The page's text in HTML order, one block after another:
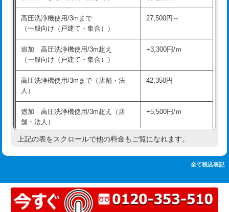
追加人工 16,500円
廃棄・処分 現場見積
※給水管工事は20mmまでの価格です。
持込商品取付（混合水栓）
持込商品取付（浄水器・分岐水栓） 16,500円
業）
排水管工事（追加 排水管工事/3ｍ超
え）
マス交換（土の掘削・埋め戻し作業） 11,000円~
マス交換（深さ50㎝以上） 66,000円
高圧洗浄機使用/3mまで
（一般向け（戸建て・集合））
27,500円～
追加 高圧洗浄機使用/3m超え
（一般向け（戸建て・集合））
+3,300円/ｍ
高圧洗浄機使用/3mまで（店舗・法
人）
42,350円
追加 高圧洗浄機使用/3m超え（店
舗・法人）
+5,500円/ｍ
高度高圧洗浄換 現地調査
トーラー機使用/3mまで 33,000円
追加トーラー機使用/3m超え +3,300円
上記の表をスクロールで他の料金もご覧になれます。
全て税込表記